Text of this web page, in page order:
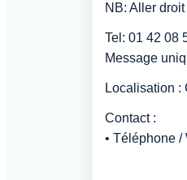
NB: Aller
Tel: 01 42 08
Message
Localisation :
Contact :
• Téléphone /